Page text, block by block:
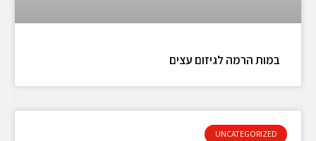
במות הרמה לגיזום עצים
UNCATEGORIZED